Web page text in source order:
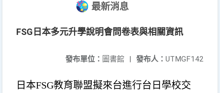
最新消息
FSG日本多元升學說明會問卷表與相關資訊
發布人： UTMGF142
發布單位： 圖書館 |
日本FSG教育聯盟擬來台進行台日學校交